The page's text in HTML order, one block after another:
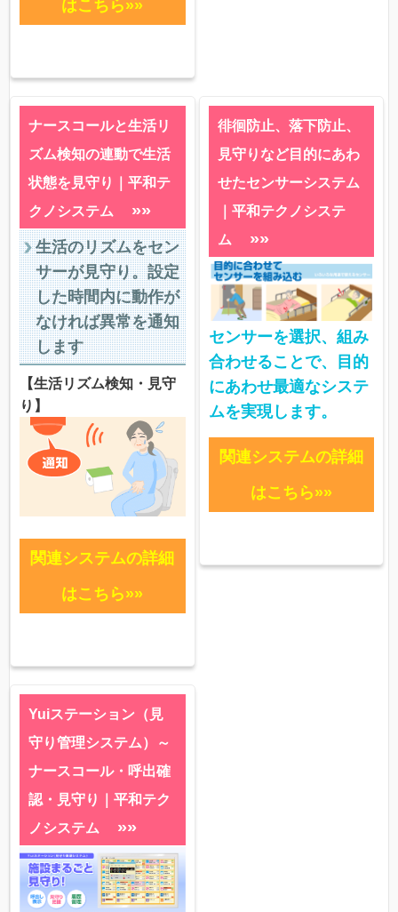
はこちら»»
ナースコールと生活リ
ズム検知の連動で生活
状態を見守り｜平和テ
クノシステム
»»
生活のリズムをセン
サーが見守り。設定
した時間内に動作が
なければ異常を通知
します
【生活リズム検知・見守
り】
関連システムの詳細
はこちら»»
徘徊防止、落下防止、
見守りなど目的にあわ
せたセンサーシステム
｜平和テクノシステ
ム
»»
センサーを選択、組み
合わせることで、目的
にあわせ最適なシステ
ムを実現します。
関連システムの詳細
はこちら»»
Yuiステーション（見
守り管理システム）～
ナースコール・呼出確
認・見守り｜平和テク
ノシステム
»»